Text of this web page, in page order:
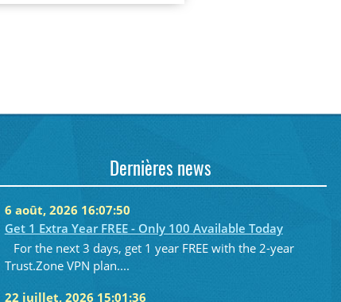
Dernières news
6 août, 2026 16:07:50
Get 1 Extra Year FREE - Only 100 Available Today
For the next 3 days, get 1 year FREE with the 2-year
Trust.Zone VPN plan....
22 juillet, 2026 15:01:36